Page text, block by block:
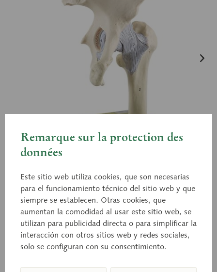
NS 20
Articulación de la cadera
Remarque sur la protection des
données
Este sitio web utiliza cookies, que son necesarias
para el funcionamiento técnico del sitio web y que
siempre se establecen. Otras cookies, que
aumentan la comodidad al usar este sitio web, se
utilizan para publicidad directa o para simplificar la
interacción con otros sitios web y redes sociales,
solo se configuran con su consentimiento.